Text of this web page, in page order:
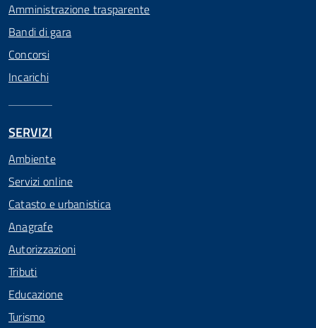
Amministrazione trasparente
Bandi di gara
Concorsi
Incarichi
SERVIZI
Ambiente
Servizi online
Catasto e urbanistica
Anagrafe
Autorizzazioni
Tributi
Educazione
Turismo